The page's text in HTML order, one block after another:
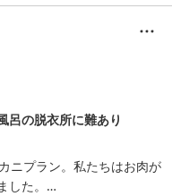
呂の脱衣所に難あり
ニプラン。私たちはお肉が
た。